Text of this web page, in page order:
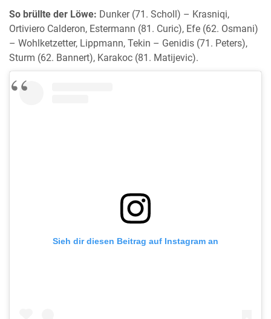
So brüllte der Löwe: Dunker (71. Scholl) – Krasniqi,
Ortiviero Calderon, Estermann (81. Curic), Efe (62. Osmani)
– Wohlketzetter, Lippmann, Tekin – Genidis (71. Peters),
Sturm (62. Bannert), Karakoc (81. Matijevic).
Sieh dir diesen Beitrag auf Instagram an